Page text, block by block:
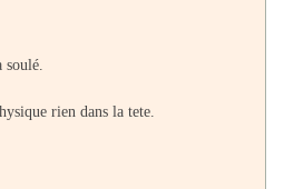
rien dans la tete.